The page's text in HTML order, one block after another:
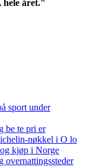
hele året."
sport under
be te pri er
nøkkel i O lo
kjøp i Norge
overnattingssteder